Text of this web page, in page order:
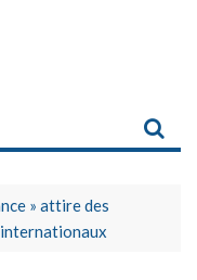
» attire des
internationaux